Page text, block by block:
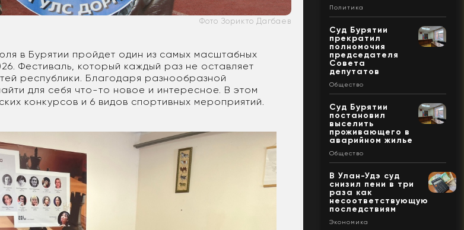
Фото Зорикто Дагбаев
в Бурятии пройдет один из самых масштабных
Фестиваль, который каждый раз не оставляет
республики. Благодаря разнообразной
для себя что-то новое и интересное. В этом
конкурсов и 6 видов спортивных мероприятий.
Политика
Суд Бурятии
прекратил
полномочия
председателя
Совета
депутатов
Общество
Суд Бурятии
постановил
выселить
проживающего в
аварийном жилье
Общество
В Улан-Удэ суд
снизил пени в три
раза как
несоответствующую
последствиям
Экономика